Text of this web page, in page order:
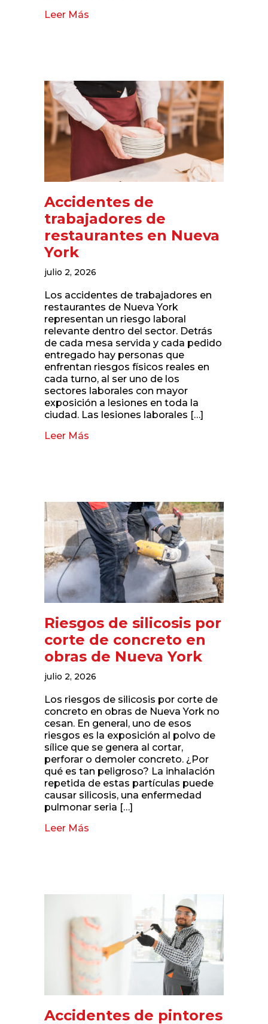
Leer Más
Accidentes de
trabajadores de
restaurantes en Nueva
York
julio 2, 2026
Los accidentes de trabajadores en
restaurantes de Nueva York
representan un riesgo laboral
relevante dentro del sector. Detrás
de cada mesa servida y cada pedido
entregado hay personas que
enfrentan riesgos físicos reales en
cada turno, al ser uno de los
sectores laborales con mayor
exposición a lesiones en toda la
ciudad. Las lesiones laborales […]
Leer Más
Riesgos de silicosis por
corte de concreto en
obras de Nueva York
julio 2, 2026
Los riesgos de silicosis por corte de
concreto en obras de Nueva York no
cesan. En general, uno de esos
riesgos es la exposición al polvo de
sílice que se genera al cortar,
perforar o demoler concreto. ¿Por
qué es tan peligroso? La inhalación
repetida de estas partículas puede
causar silicosis, una enfermedad
pulmonar seria […]
Leer Más
Accidentes de pintores